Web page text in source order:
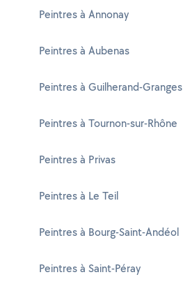
Peintres à Annonay
Peintres à Aubenas
Peintres à Guilherand-Granges
Peintres à Tournon-sur-Rhône
Peintres à Privas
Peintres à Le Teil
Peintres à Bourg-Saint-Andéol
Peintres à Saint-Péray